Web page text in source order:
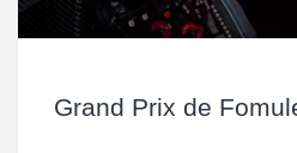
Grand Prix de